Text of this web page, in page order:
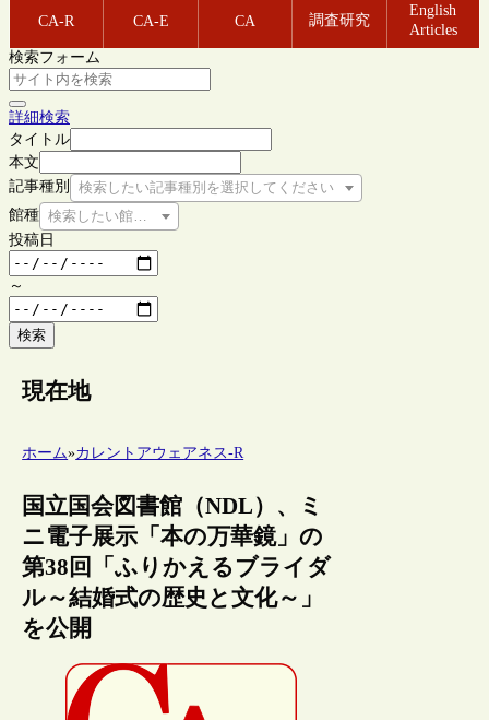
CA-R CA-E CA 調査研究
English
Articles
検索フォーム
詳細検索
タイトル
本文
記事種別
検索したい記事種別を選択してください
館種 検索したい館種を選択してください
投稿日
～
検索
現在地
ホーム»カレントアウェアネス-R
国立国会図書館（NDL）、ミ
ニ電子展示「本の万華鏡」の
第38回「ふりかえるブライダ
ル～結婚式の歴史と文化～」
を公開